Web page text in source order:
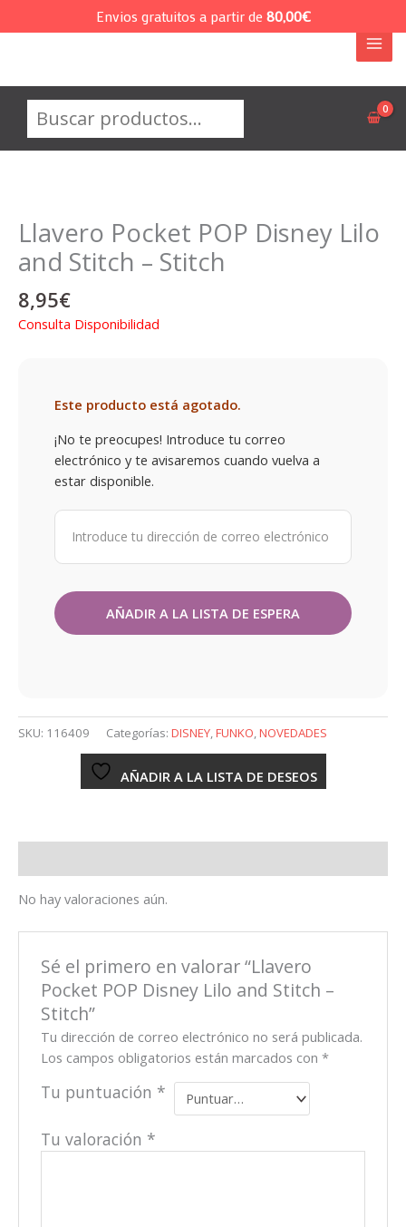
al
Buscar
Llavero Pocket POP Disney Lilo
and Stitch – Stitch
8,95€
Consulta Disponibilidad
Este producto está agotado.
¡No te preocupes! Introduce tu correo
electrónico y te avisaremos cuando vuelva a
estar disponible.
SKU: 116409 Categorías: DISNEY,FUNKO,NOVEDADES
AÑADIR A LA LISTA DE DESEOS
No hay valoraciones aún.
Sé el primero en valorar “Llavero
Pocket POP Disney Lilo and Stitch –
Stitch”
Tu dirección de correo electrónico no será publicada.
Los campos obligatorios están marcados con*
Tu puntuación *
Tu valoración *
Envios gratuitos a partir de 80,00€